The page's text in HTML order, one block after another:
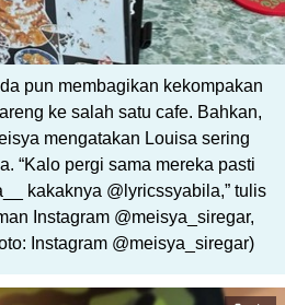
pun membagikan kekompakan
ke salah satu cafe. Bahkan,
mengatakan Louisa sering
“Kalo pergi sama mereka pasti
kakaknya @lyricssyabila,” tulis
Instagram @meisya_siregar,
Instagram @meisya_siregar)